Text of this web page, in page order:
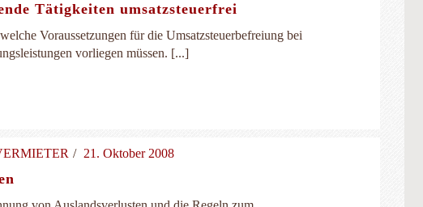
Tätigkeiten umsatzsteuerfrei
Voraussetzungen für die Umsatzsteuerbefreiung bei
vorliegen müssen. [...]
21. Oktober 2008